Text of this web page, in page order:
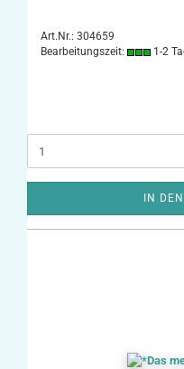
Art.Nr.: 304659
Bearbeitungszeit:
1-2
IN